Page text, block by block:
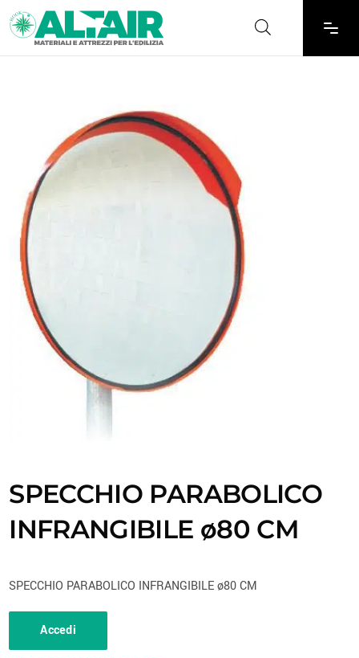
SPECCHIO PARABOLICO
INFRANGIBILE ø80 CM
SPECCHIO PARABOLICO INFRANGIBILE ø80 CM
Accedi